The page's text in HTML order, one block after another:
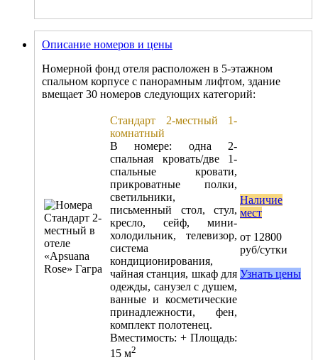
Описание номеров и цены
Номерной фонд отеля расположен в 5-этажном
спальном корпусе с панорамным лифтом, здание
вмещает 30 номеров следующих категорий:
Стандарт 2-местный 1-
комнатный
В номере: одна 2-
спальная кровать/две 1-
спальные кровати,
прикроватные полки,
светильники,
письменный стол, стул,
кресло, сейф, мини-
холодильник, телевизор,
система
кондиционирования,
чайная станция, шкаф для
одежды, санузел с душем,
ванные и косметические
принадлежности, фен,
комплект полотенец.
Вместимость: + Площадь:
15 м2
Наличие
мест
от 12800
руб/сутки
Узнать цены